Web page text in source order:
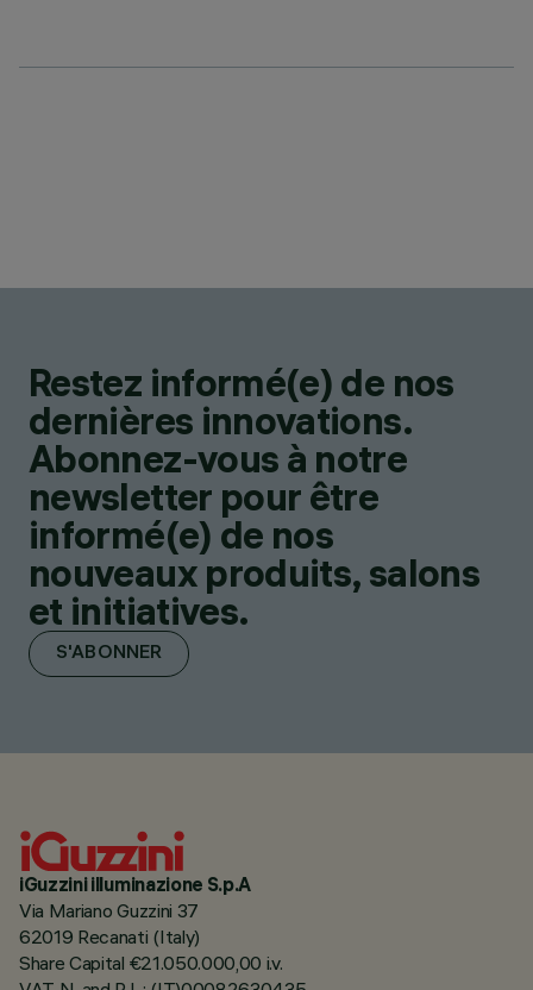
Restez informé(e) de nos
dernières innovations.
Abonnez-vous à notre
newsletter pour être
informé(e) de nos
nouveaux produits, salons
et initiatives.
S'ABONNER
iGuzzini illuminazione S.p.A
Via Mariano Guzzini 37
62019 Recanati (Italy)
Share Capital €21.050.000,00 i.v.